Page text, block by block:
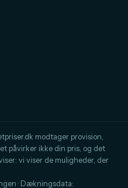
modtager provision,
påvirker ikke din pris, og det
vi viser de muligheder, der
· Dækningsdata: